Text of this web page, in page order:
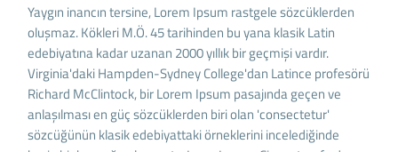
Yaygın inancın tersine, Lorem Ipsum rastgele sözcüklerden
oluşmaz. Kökleri M.Ö. 45 tarihinden bu yana klasik Latin
edebiyatına kadar uzanan 2000 yıllık bir geçmişi vardır.
Virginia'daki Hampden-Sydney College'dan Latince profesörü
Richard McClintock, bir Lorem Ipsum pasajında geçen ve
anlaşılması en güç sözcüklerden biri olan 'consectetur'
sözcüğünün klasik edebiyattaki örneklerini incelediğinde